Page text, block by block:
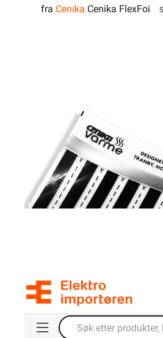
FlexFoil
fra Cenika Cenika FlexFoi